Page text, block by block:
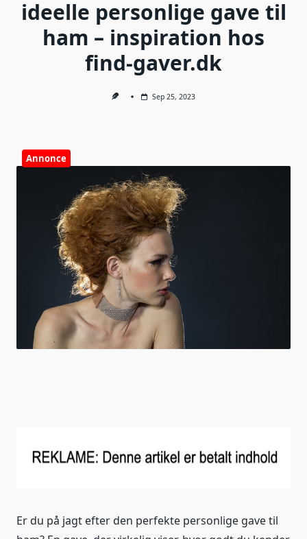
ideelle personlige gave til
ham – inspiration hos
find-gaver.dk
Sep 25, 2023
Annonce
Er du på jagt efter den perfekte personlige gave til